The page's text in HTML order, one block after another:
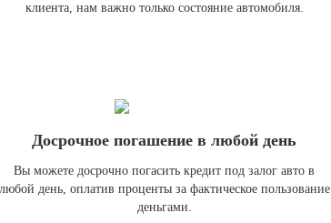
клиента, нам важно только состояние автомобиля.
Досрочное погашение в любой день
Вы можете досрочно погасить кредит под залог авто в
любой день, оплатив проценты за фактическое пользование
деньгами.